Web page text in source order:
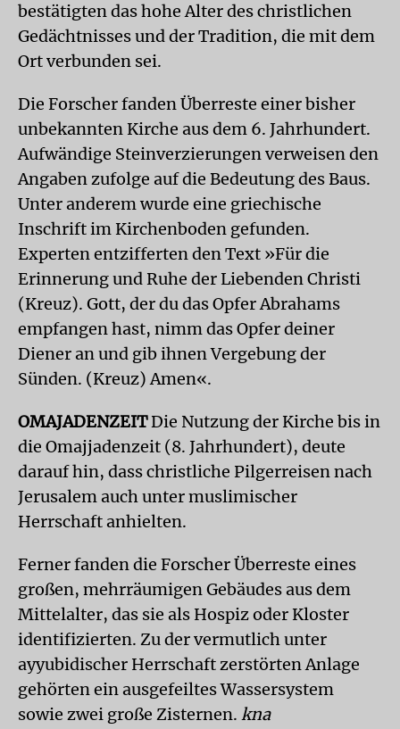
bestätigten das hohe Alter des christlichen
Gedächtnisses und der Tradition, die mit dem
Ort verbunden sei.
Die Forscher fanden Überreste einer bisher
unbekannten Kirche aus dem 6. Jahrhundert.
Aufwändige Steinverzierungen verweisen den
Angaben zufolge auf die Bedeutung des Baus.
Unter anderem wurde eine griechische
Inschrift im Kirchenboden gefunden.
Experten entzifferten den Text »Für die
Erinnerung und Ruhe der Liebenden Christi
(Kreuz). Gott, der du das Opfer Abrahams
empfangen hast, nimm das Opfer deiner
Diener an und gib ihnen Vergebung der
Sünden. (Kreuz) Amen«.
OMAJADENZEITDie Nutzung der Kirche bis in
die Omajjadenzeit (8. Jahrhundert), deute
darauf hin, dass christliche Pilgerreisen nach
Jerusalem auch unter muslimischer
Herrschaft anhielten.
Ferner fanden die Forscher Überreste eines
großen, mehrräumigen Gebäudes aus dem
Mittelalter, das sie als Hospiz oder Kloster
identifizierten. Zu der vermutlich unter
ayyubidischer Herrschaft zerstörten Anlage
gehörten ein ausgefeiltes Wassersystem
sowie zwei große Zisternen. kna